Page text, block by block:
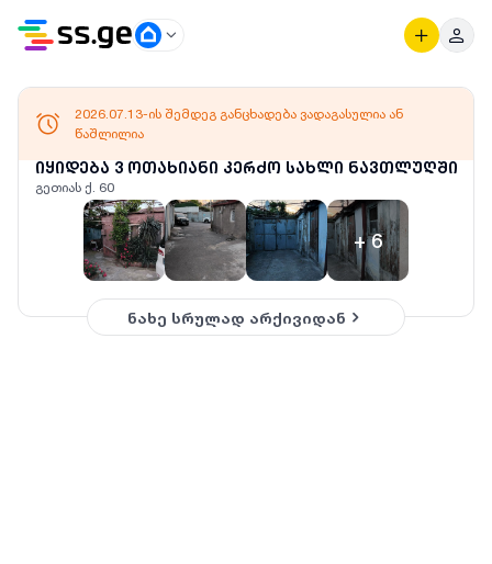
იყიდება 3 ოთახიანი კერძო სახლი ნავთლუღში
გეთიას ქ. 60
+6
2026.07.13-ის შემდეგ განცხადება ვადაგასულია ან
წაშლილია
ნახე სრულად არქივიდან